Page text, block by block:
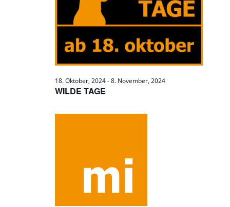
WILDE TAGE
18. Oktober, 2024-8. November, 2024